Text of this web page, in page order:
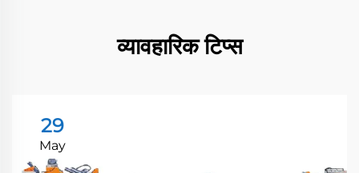
व्यावहारिक टिप्स
29
May